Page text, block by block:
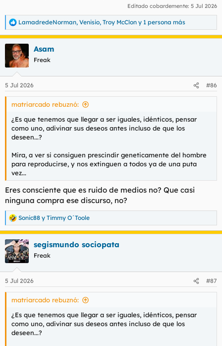
Editado cobardemente: 5 Jul 2026
R
e
a
i
e
s
LamadredeNorman, Venisio, Troy McClon y 1 persona más
Asam
Freak
5 Jul 2026 #86
matriarcado rebuznó:
¿Es que tenemos que llegar a ser iguales, idénticos, pensar
como uno, adivinar sus deseos antes incluso de que los
deseen...?
Mira, a ver si consiguen prescindir geneticamente del hombre
para reproducirse, y nos extinguen a todos ya de una puta
vez...
Eres consciente que es ruido de medios no? Que casi
ninguna compra ese discurso, no?
R
e
a
c
c
i
e
s
Sonic88 y Timmy O´Toole
segismundo sociopata
Freak
5 Jul 2026 #87
matriarcado rebuznó:
¿Es que tenemos que llegar a ser iguales, idénticos, pensar
como uno, adivinar sus deseos antes incluso de que los
deseen...?